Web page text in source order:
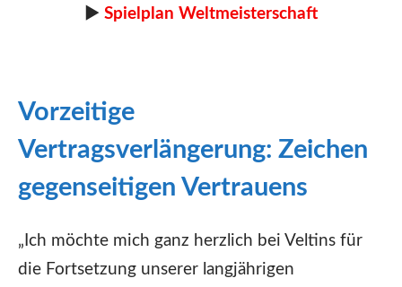
► Spielplan Weltmeisterschaft
Vorzeitige
Vertragsverlängerung: Zeichen
gegenseitigen Vertrauens
„Ich möchte mich ganz herzlich bei Veltins für
die Fortsetzung unserer langjährigen